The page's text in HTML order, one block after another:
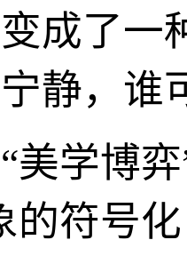
成了一
静，谁
美学博
的符号